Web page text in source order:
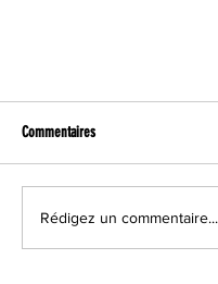
Commentaires
Rédigez un commentaire...